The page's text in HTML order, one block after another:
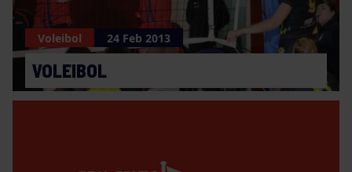
Voleibol 24 Feb 2013
VOLEIBOL